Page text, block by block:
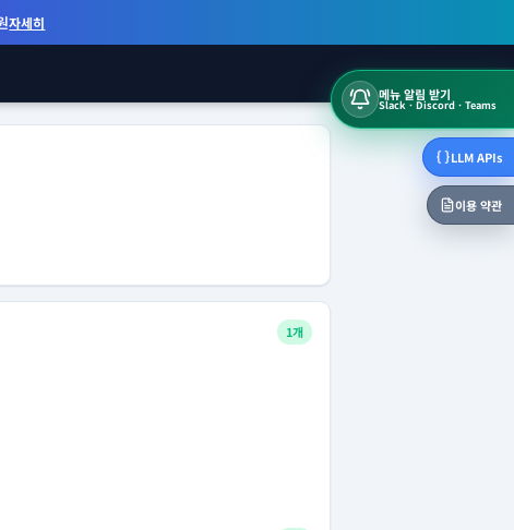
자세히
메뉴 알림 받기
Slack · Discord · Teams
LLM APIs
이용 약관
1개